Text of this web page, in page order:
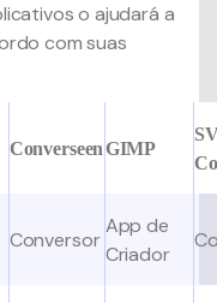
o ajudará a
com suas
ConverseenGIMP
Conversor
App de
Criador